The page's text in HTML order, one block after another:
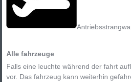
Alle fahrzeuge
Falls eine leuchte während der fahrt
vor. Das fahrzeug kann weiterhin